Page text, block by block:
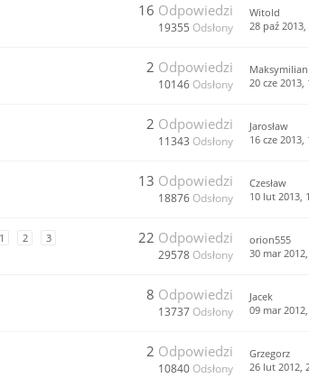
16 Odpowiedzi
19355 Odsłony
Witold
28 paź 2013,
2 Odpowiedzi
10146 Odsłony
Maksymilian
20 cze 2013,
2 Odpowiedzi
11343 Odsłony
Jarosław
16 cze 2013,
13 Odpowiedzi
18876 Odsłony
Czesław
10 lut 2013,
1 2
3
22 Odpowiedzi
29578 Odsłony
orion555
30 mar
8 Odpowiedzi
13737 Odsłony
Jacek
09 mar
2 Odpowiedzi
10840 Odsłony
Grzegorz
26 lut 2012,